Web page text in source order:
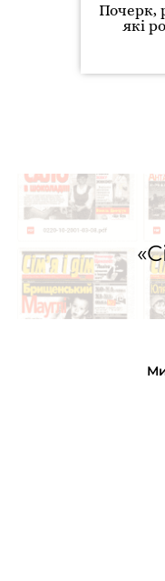
Почерк,
які